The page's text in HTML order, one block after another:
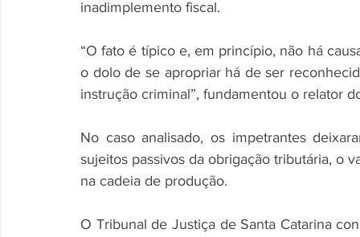
inadimplemento fiscal.
“O fato é típico e, em princípio, não há
o dolo de se apropriar há de ser
instrução criminal”, fundamentou o relator
No caso analisado, os impetrantes
sujeitos passivos da obrigação tributária, o
na cadeia de produção.
O Tribunal de Justiça de Santa Catarina